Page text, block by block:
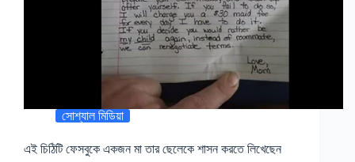
সোশ্যাল মিডিয়া
এই চিঠিটি ফেসবুকে একজন মা তার ছেলেকে শাসন করতে লিখেছেন